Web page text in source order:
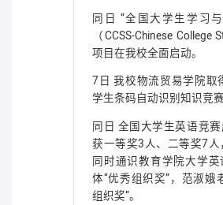
同日 “全国大学生学习
（CCSS-Chinese College
项目在我校全面启动。
7日 我校物流贸易学院取
学生条码自动识别知识竞赛
同日 全国大学生英语竞
获一等奖3人、二等奖7人
同时通识教育学院大学
体“优秀组织奖”，范淑娥
组织奖”。